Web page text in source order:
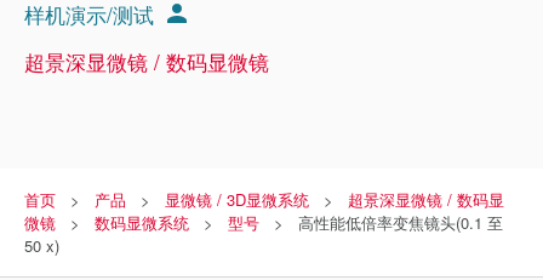
样机演示/测试
超景深显微镜 / 数码显微镜
首页 产品 显微镜 / 3D显微系统
超景深显微镜 / 数码显
微镜
数码显微系统 型号
高性能低倍率变焦镜头(0.1 至
50 x)